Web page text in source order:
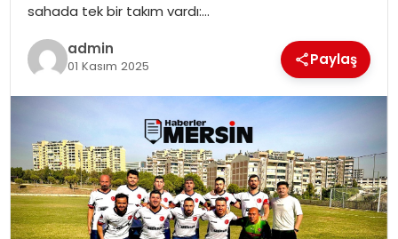
DÜNYA
OTOMOBIL
sahada tek bir takım vardı:…
admin
01 Kasım 2025 Paylaş